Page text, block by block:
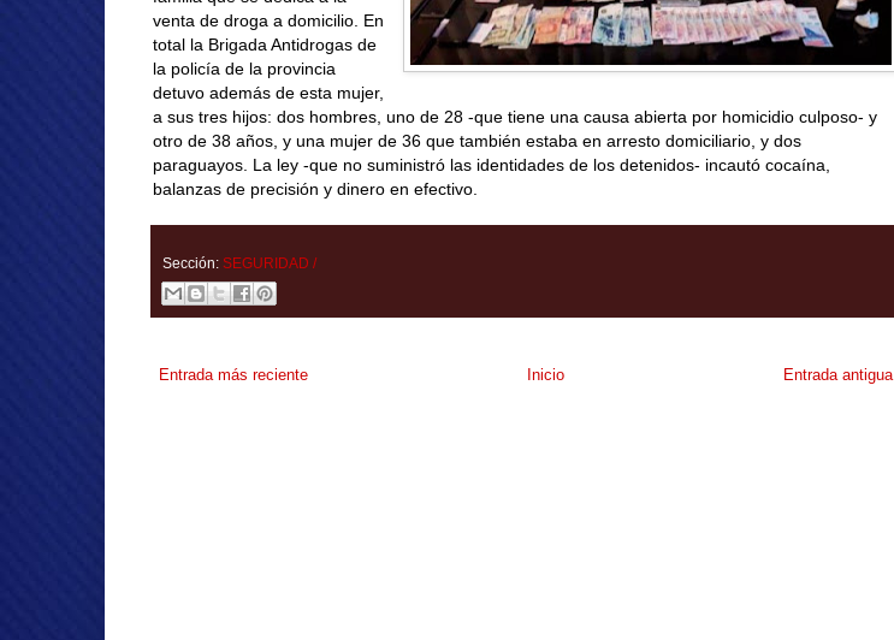
venta de droga a domicilio. En
total la Brigada Antidrogas de
la policía de la provincia
detuvo además de esta mujer,
a sus tres hijos: dos hombres, uno de 28 -que tiene una causa abierta por homicidio culposo- y
otro de 38 años, y una mujer de 36 que también estaba en arresto domiciliario, y dos
paraguayos. La ley -que no suministró las identidades de los detenidos- incautó cocaína,
balanzas de precisión y dinero en efectivo.
Sección: SEGURIDAD /
Entrada más reciente Entrada antigua
Inicio